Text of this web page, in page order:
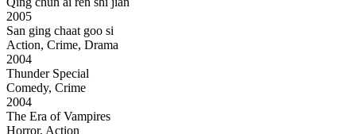
2005
San ging chaat goo si
Action, Crime, Drama
2004
Thunder Special
Comedy, Crime
2004
The Era of Vampires
Horror, Action